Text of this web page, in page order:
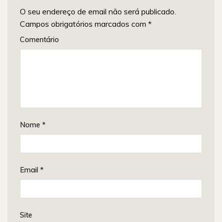
O seu endereço de email não será publicado.
Campos obrigatórios marcados com *
Comentário
Nome *
Email *
Site